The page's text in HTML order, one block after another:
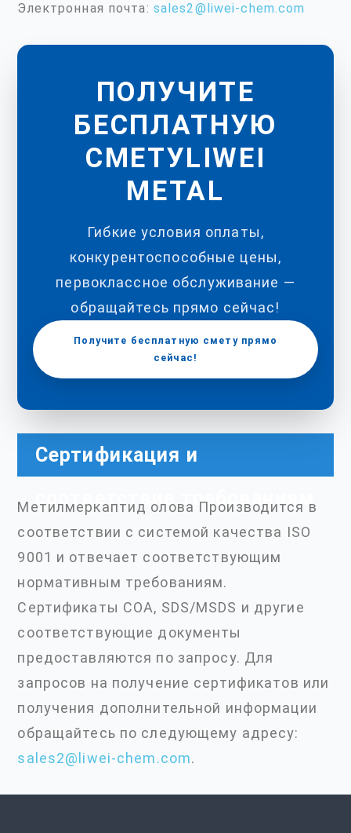
Электронная почта: sales2@liwei-chem.com
ПОЛУЧИТЕ
БЕСПЛАТНУЮ
СМЕТУLIWEI
METAL
Гибкие условия оплаты,
конкурентоспособные цены,
первоклассное обслуживание —
обращайтесь прямо сейчас!
Получите бесплатную смету прямо
сейчас!
Сертификация и
соответствие требованиям
Метилмеркаптид олова Производится в
соответствии с системой качества ISO
9001 и отвечает соответствующим
нормативным требованиям.
Сертификаты COA, SDS/MSDS и другие
соответствующие документы
предоставляются по запросу. Для
запросов на получение сертификатов или
получения дополнительной информации
обращайтесь по следующему адресу:
sales2@liwei-chem.com.